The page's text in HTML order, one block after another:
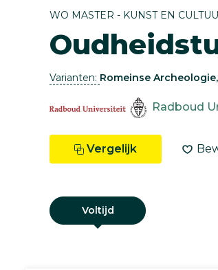
WO MASTER - KUNST EN
Varianten: Romeinse
Radboud
Vergelijk
Voltijd